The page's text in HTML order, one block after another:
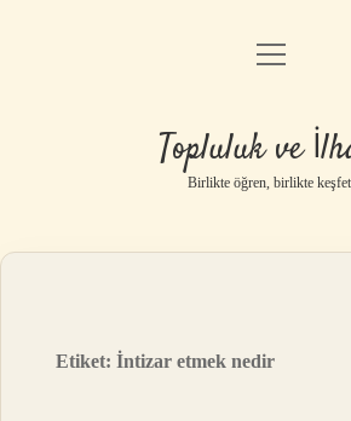
Anasayfa
Gizlilik Politikası
Yasal Uyarı
menüyü
Topluluk ve
Birlikte öğren, birlikte
Etiket:İntizar etmek nedir